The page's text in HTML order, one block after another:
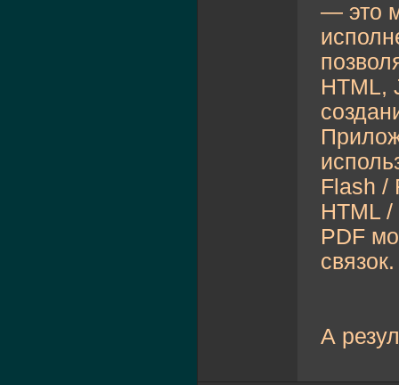
— это
HTML,
Flash /
HTML
PDF
связок.
А